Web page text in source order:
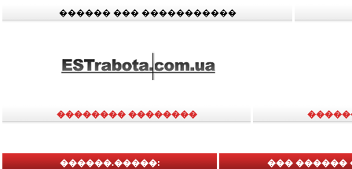
������ ��� �����������
�������� ��������
������.�����: ��� ������